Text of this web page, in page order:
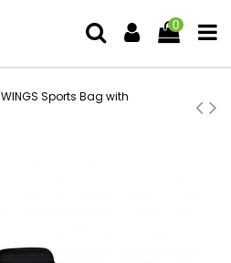
0
WINGS Sports Bag with